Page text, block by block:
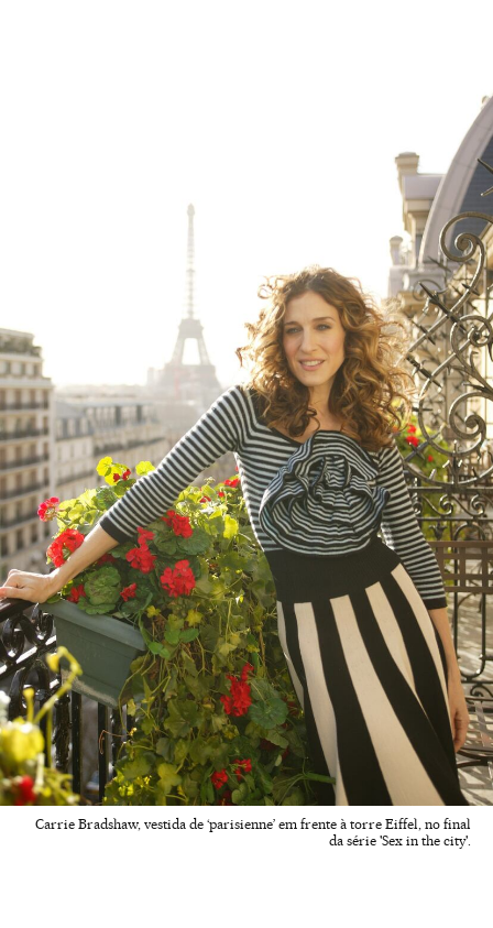
Carrie Bradshaw, vestida de ‘parisienne’ em frente à torre Eiffel, no final
da série 'Sex in the city'.